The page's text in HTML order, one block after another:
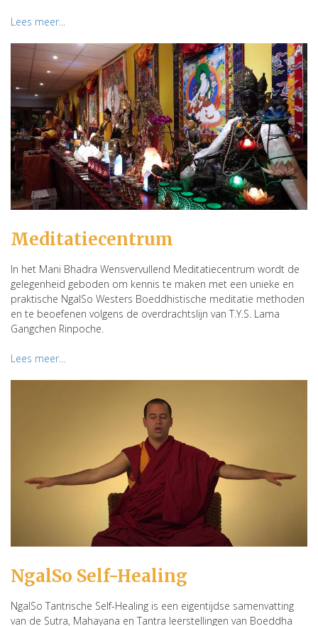
Lees meer...
Meditatiecentrum
In het Mani Bhadra Wensvervullend Meditatiecentrum wordt de
gelegenheid geboden om kennis te maken met een unieke en
praktische NgalSo Westers Boeddhistische meditatie methoden
en te beoefenen volgens de overdrachtslijn van T.Y.S. Lama
Gangchen Rinpoche.
Lees meer...
NgalSo Self-Healing
NgalSo Tantrische Self-Healing is een eigentijdse samenvatting
van de Sutra, Mahayana en Tantra leerstellingen van Boeddha